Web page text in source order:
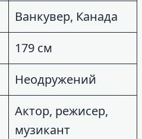
Ванкувер, Канада
179 см
Неодружений
Актор, режисер,
музикант